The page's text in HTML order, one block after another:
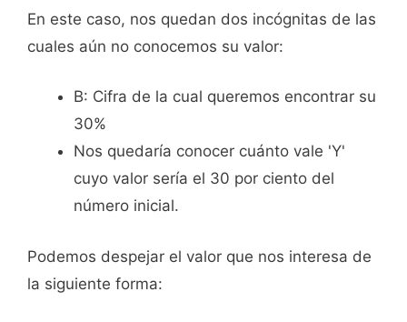
En este caso, nos quedan dos incógnitas de las
cuales aún no conocemos su valor:
B: Cifra de la cual queremos encontrar su
30%
Nos quedaría conocer cuánto vale 'Y'
cuyo valor sería el 30 por ciento del
número inicial.
Podemos despejar el valor que nos interesa de
la siguiente forma: